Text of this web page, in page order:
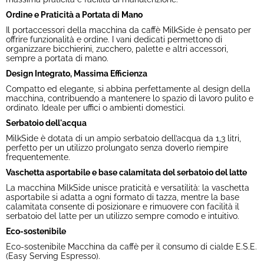
Ordine e Praticità a Portata di Mano
Il portaccessori della macchina da caffè MilkSide è pensato per
offrire funzionalità e ordine. I vani dedicati permettono di
organizzare bicchierini, zucchero, palette e altri accessori,
sempre a portata di mano.
Design Integrato, Massima Efficienza
Compatto ed elegante, si abbina perfettamente al design della
macchina, contribuendo a mantenere lo spazio di lavoro pulito e
ordinato. Ideale per uffici o ambienti domestici.
Serbatoio dell'acqua
MilkSide è dotata di un ampio serbatoio dell’acqua da 1,3 litri,
perfetto per un utilizzo prolungato senza doverlo riempire
frequentemente.
Vaschetta asportabile e base calamitata del serbatoio del latte
La macchina MilkSide unisce praticità e versatilità: la vaschetta
asportabile si adatta a ogni formato di tazza, mentre la base
calamitata consente di posizionare e rimuovere con facilità il
serbatoio del latte per un utilizzo sempre comodo e intuitivo.
Eco-sostenibile
Eco-sostenibile Macchina da caffè per il consumo di cialde E.S.E.
(Easy Serving Espresso).